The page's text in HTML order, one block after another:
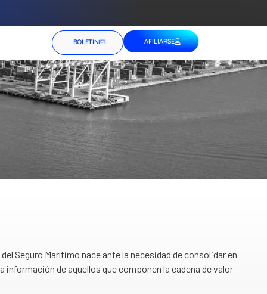
BOLETÍN AFILIARSE
Seguro Marítimo nace ante la necesidad de consolidar en
información de aquellos que componen la cadena de valor